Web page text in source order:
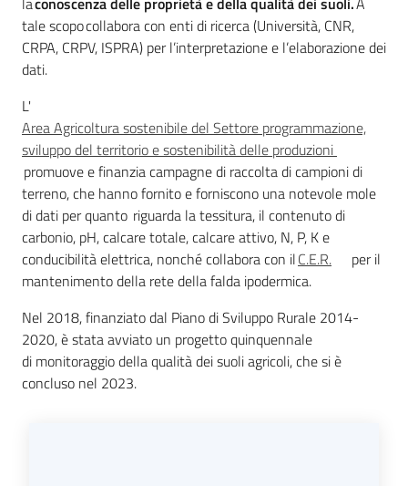
Ambiente
Argomenti
Novità
Leggi Atti Bandi
tale scopo collabora con enti di ricerca (Università, CNR,
CRPA, CRPV, ISPRA) per l’interpretazione e l’elaborazione dei
dati.
L'
Area Agricoltura sostenibile del Settore programmazione,
sviluppo del territorio e sostenibilità delle produzioni
promuove e finanzia campagne di raccolta di campioni di
terreno, che hanno fornito e forniscono una notevole mole
di dati per quanto riguarda la tessitura, il contenuto di
carbonio, pH, calcare totale, calcare attivo, N, P, K e
conducibilità elettrica, nonché collabora con ilC.E.R.
per il
mantenimento della rete della falda ipodermica.
Nel 2018, finanziato dal Piano di Sviluppo Rurale 2014-
2020, è stata avviato un progetto quinquennale
di monitoraggio della qualità dei suoli agricoli, che si è
concluso nel 2023.